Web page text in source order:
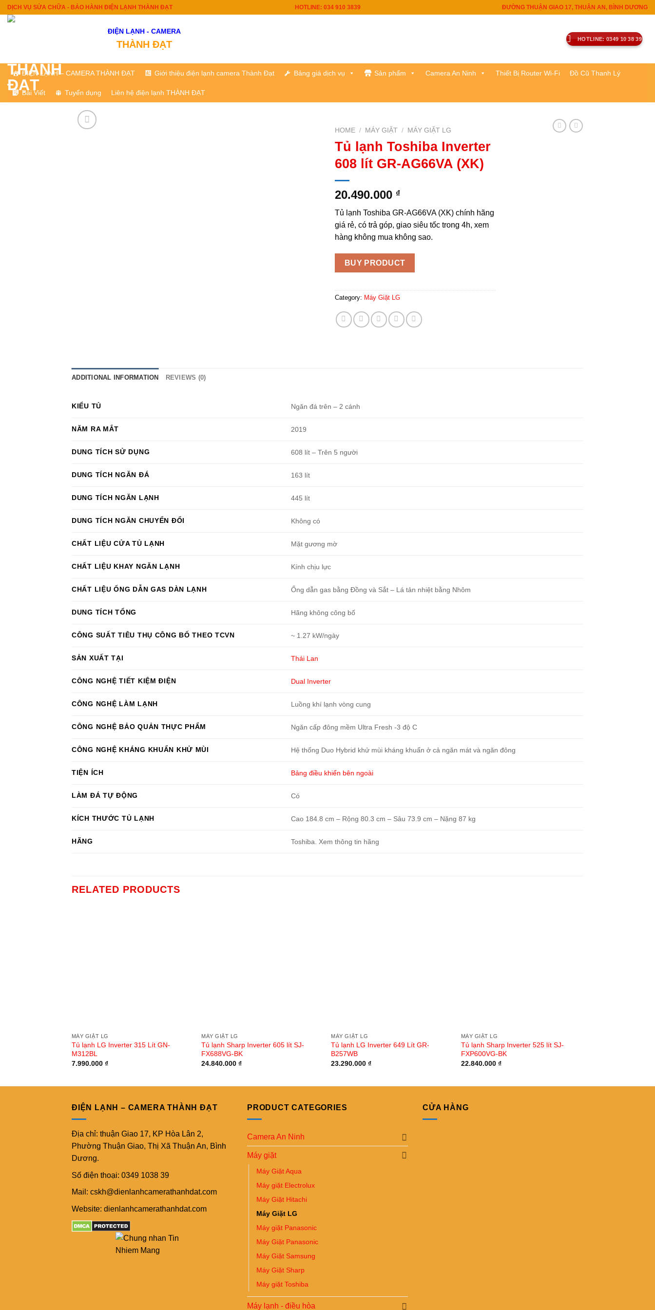
SkipDỊCH VỤ SỬA CHỮA - BẢO HÀNH ĐIỆN LẠNH THÀNH ĐẠT HOTLINE: 034 910 3839 ĐƯỜNG THUẬN GIAO 17, THUẬN AN, BÌNH DƯƠNG
ĐIỆN LẠNH - CAMERA
THÀNH ĐẠT HOTLINE: 0349 10 38 39
ĐIỆN LẠNH – CAMERA THÀNH ĐẠT Giới thiệu điện lạnh camera Thành Đạt Bảng giá dịch vụ Sản phẩm Camera An Ninh Thiết Bị Router Wi-Fi Đồ Cũ Thanh Lý
Bài Viết Tuyển dụng Liên hệ điện lạnh THÀNH ĐẠT
HOME / MÁY GIẶT / MÁY GIẶT LG
Tủ lạnh Toshiba Inverter
608 lít GR-AG66VA (XK)
20.490.000 ₫
Tủ lạnh Toshiba GR-AG66VA (XK) chính hãng
giá rẻ, có trả góp, giao siêu tốc trong 4h, xem
hàng không mua không sao.
BUY PRODUCT
Category: Máy Giặt LG
ADDITIONAL INFORMATION REVIEWS (0)
KIỂU TỦ Ngăn đá trên – 2 cánh
NĂM RA MẮT 2019
DUNG TÍCH SỬ DỤNG 608 lít – Trên 5 người
DUNG TÍCH NGĂN ĐÁ 163 lít
DUNG TÍCH NGĂN LẠNH 445 lít
DUNG TÍCH NGĂN CHUYỂN ĐỔI Không có
CHẤT LIỆU CỬA TỦ LẠNH Mặt gương mờ
CHẤT LIỆU KHAY NGĂN LẠNH Kính chịu lực
CHẤT LIỆU ỐNG DẪN GAS DÀN LẠNH Ống dẫn gas bằng Đồng và Sắt – Lá tản nhiệt bằng Nhôm
DUNG TÍCH TỔNG Hãng không công bố
CÔNG SUẤT TIÊU THỤ CÔNG BỐ THEO TCVN ~ 1.27 kW/ngày
SẢN XUẤT TẠI Thái Lan
CÔNG NGHỆ TIẾT KIỆM ĐIỆN Dual Inverter
CÔNG NGHỆ LÀM LẠNH Luồng khí lạnh vòng cung
CÔNG NGHỆ BẢO QUẢN THỰC PHẨM Ngăn cấp đông mềm Ultra Fresh -3 độ C
CÔNG NGHỆ KHÁNG KHUẨN KHỬ MÙI Hệ thống Duo Hybrid khử mùi kháng khuẩn ở cả ngăn mát và ngăn đông
TIỆN ÍCH Bảng điều khiển bên ngoài
LÀM ĐÁ TỰ ĐỘNG Có
KÍCH THƯỚC TỦ LẠNH Cao 184.8 cm – Rộng 80.3 cm – Sâu 73.9 cm – Nặng 87 kg
HÃNG Toshiba. Xem thông tin hãng
RELATED PRODUCTS
MÁY GIẶT LG
Tủ lạnh LG Inverter 315 Lít GN-
M312BL
7.990.000 ₫
MÁY GIẶT LG
Tủ lạnh Sharp Inverter 605 lít SJ-
FX688VG-BK
24.840.000₫
MÁY GIẶT LG
Tủ lạnh LG Inverter 649 Lít GR-
B257WB
23.290.000₫
MÁY GIẶT LG
Tủ lạnh Sharp Inverter 525 lít SJ-
FXP600VG-BK
22.840.000 ₫
ĐIỆN LẠNH – CAMERA THÀNH ĐẠT
Địa chỉ: thuận Giao 17, KP Hòa Lân 2,
Phường Thuận Giao, Thị Xã Thuận An, Bình
Dương.
Số điện thoại: 0349 1038 39
Mail: cskh@dienlanhcamerathanhdat.com
Website: dienlanhcamerathanhdat.com
PRODUCT CATEGORIES
Camera An Ninh
Máy giặt
Máy Giặt Aqua
Máy giặt Electrolux
Máy Giặt Hitachi
Máy Giặt LG
Máy giặt Panasonic
Máy Giặt Panasonic
Máy Giặt Samsung
Máy Giặt Sharp
Máy giặt Toshiba
Máy lạnh - điều hòa
CỬA HÀNG